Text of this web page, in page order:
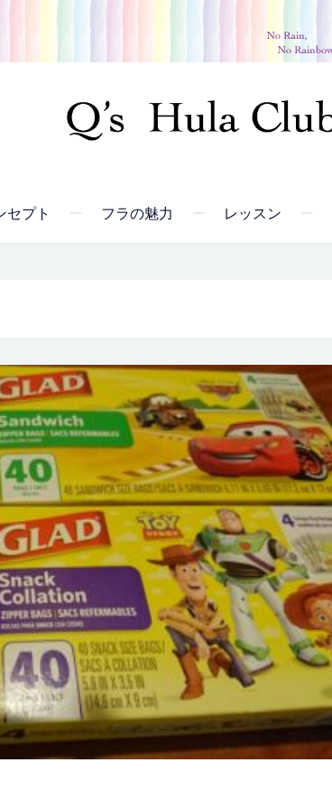
セプト フラの魅力 レッスン